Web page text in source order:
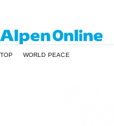
Online
TOP WORLD PEACE